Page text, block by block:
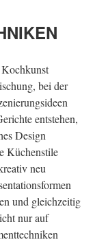
bei der
entstehen,
Design
Küchenstile
neu
und gleichzeitig
nur auf